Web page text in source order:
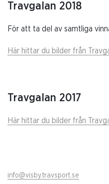
Travgalan 2018
För att ta del av samtliga
Här hittar du bilder från
Travgalan 2017
Här hittar du bilder från
info@visby.travsport.se